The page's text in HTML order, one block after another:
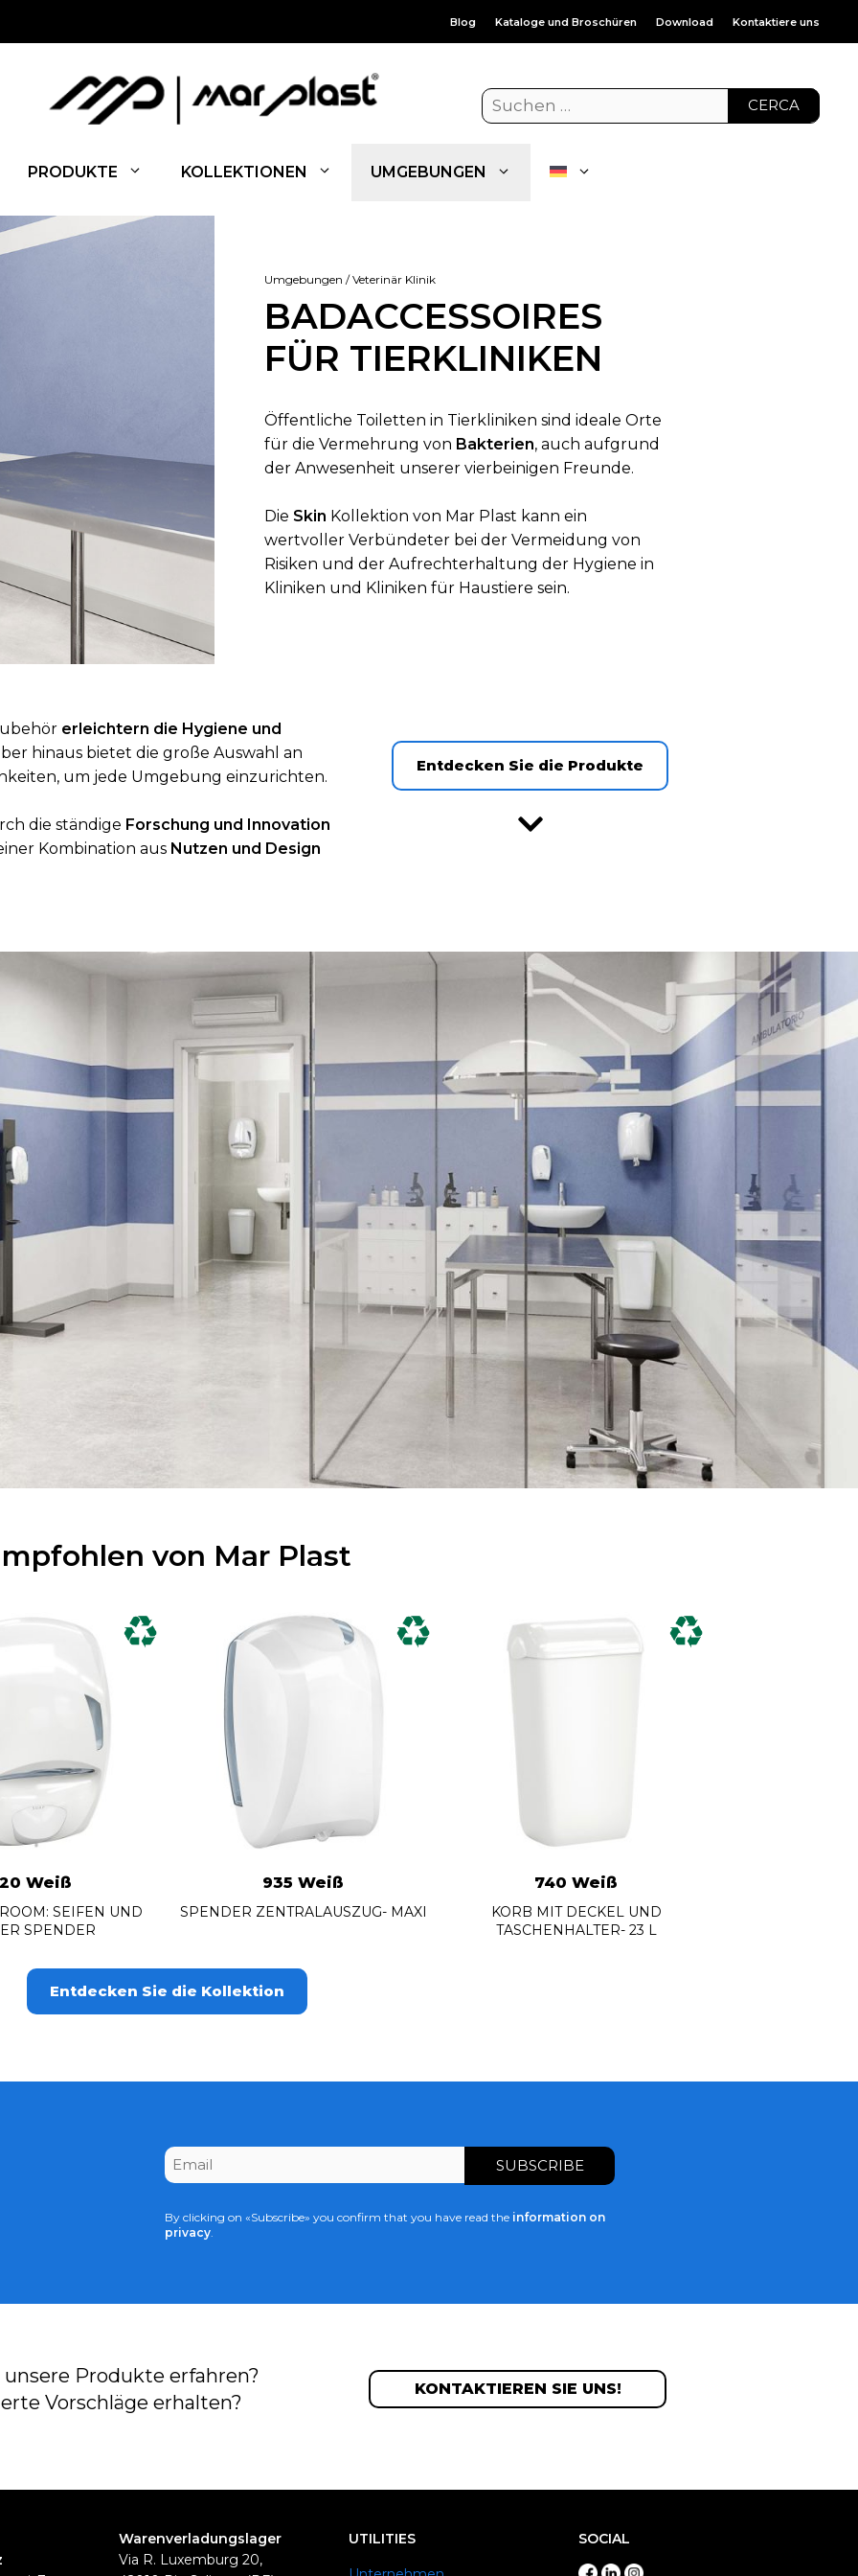
Blog Kataloge und Broschüren Download Kontaktiere uns
CERCA
PRODUKTE KOLLEKTIONEN UMGEBUNGEN
Umgebungen / Veterinär Klinik
BADACCESSOIRES
FÜR TIERKLINIKEN
Öffentliche Toiletten in Tierkliniken sind ideale Orte
für die Vermehrung von Bakterien, auch aufgrund
der Anwesenheit unserer vierbeinigen Freunde.
Die Skin Kollektion von Mar Plast kann ein
wertvoller Verbündeter bei der Vermeidung von
Risiken und der Aufrechterhaltung der Hygiene in
Kliniken und Kliniken für Haustiere sein.
erleichtern die Hygiene und
hinaus bietet die große Auswahl an
um jede Umgebung einzurichten.
die ständige Forschung und Innovation
Kombination aus Nutzen und Design
Entdecken Sie die Produkte
von Mar Plast
Weiß
SEIFEN UND
SPENDER
935 Weiß
SPENDER ZENTRALAUSZUG- MAXI
740 Weiß
KORB MIT DECKEL UND
TASCHENHALTER- 23 L
Entdecken Sie die Kollektion
Email
*
By clicking on «Subscribe» you confirm that you have read the information on
privacy
Produkte erfahren?
Vorschläge erhalten?
KONTAKTIEREN SIE UNS!
Warenverladungslager
Via R. Luxemburg 20,
UTILITIES SOCIAL